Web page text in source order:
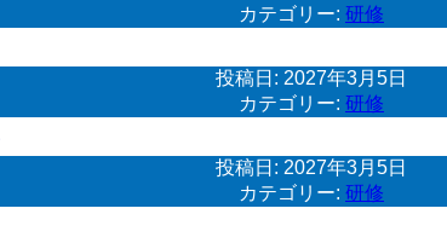
カテゴリー: 研修
投稿日: 2027年3月5日
カテゴリー: 研修
投稿日: 2027年3月5日
カテゴリー: 研修